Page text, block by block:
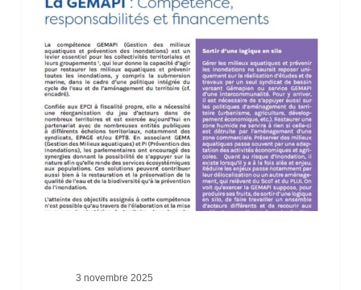
Note
compétence
GEMAPI :
compétence,
responsabilités
3 novembre 2025